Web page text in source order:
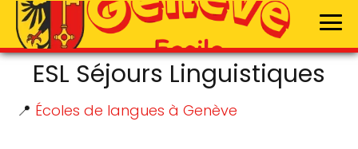
ESL Séjours Linguistiques
📍 Écoles de langues à Genève